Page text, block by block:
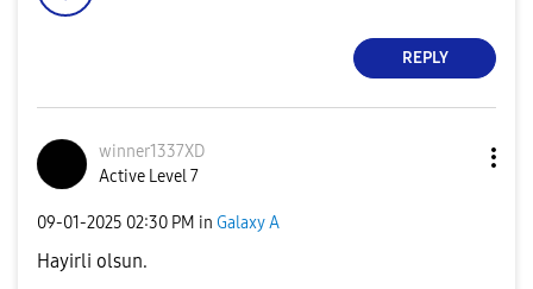
REPLY
winner1337XD
Active Level 7
‎09-01-2025 02:30 PM in Galaxy A
Hayirli olsun.